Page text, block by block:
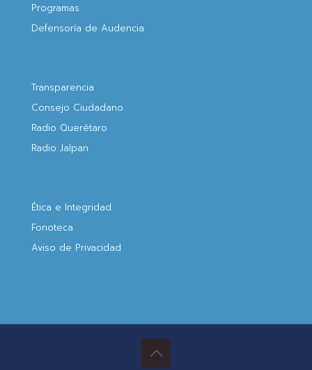
Programas
Defensoría de Audencia
Transparencia
Consejo Ciudadano
Radio Querétaro
Radio Jalpan
Ética e Integridad
Fonoteca
Aviso de Privacidad